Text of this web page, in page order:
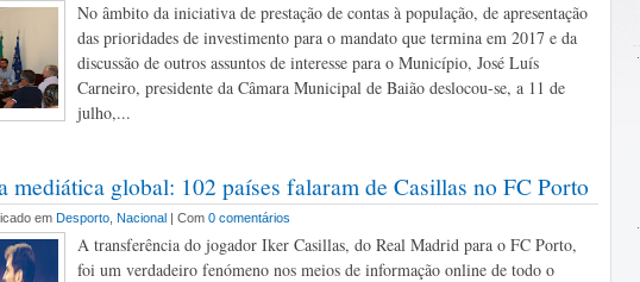
No âmbito da iniciativa de prestação de contas à população, de apresentação
das prioridades de investimento para o mandato que termina em 2017 e da
discussão de outros assuntos de interesse para o Município, José Luís
Carneiro, presidente da Câmara Municipal de Baião deslocou-se, a 11 de
julho,...
mediática global: 102 países falaram de Casillas no FC Porto
em Desporto Nacional | Com 0 comentários
A transferência do jogador Iker Casillas, do Real Madrid para o FC Porto,
foi um verdadeiro fenómeno nos meios de informação online de todo o